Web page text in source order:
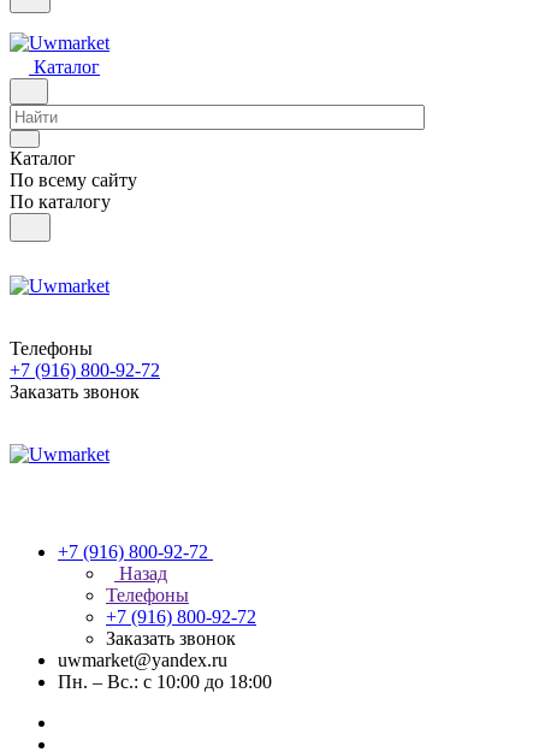
Каталог
Каталог
По всему сайту
По каталогу
Телефоны
+7 (916) 800-92-72
Заказать звонок
+7 (916) 800-92-72
Назад
Телефоны
+7 (916) 800-92-72
Заказать звонок
uwmarket@yandex.ru
Пн. – Вс.: с 10:00 до 18:00